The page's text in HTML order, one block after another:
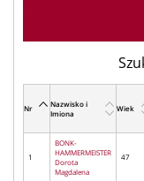
Nr
Nazwisko i
Imiona
Wiek
1
BONK-
HAMMERMEISTER
Dorota
Magdalena
47